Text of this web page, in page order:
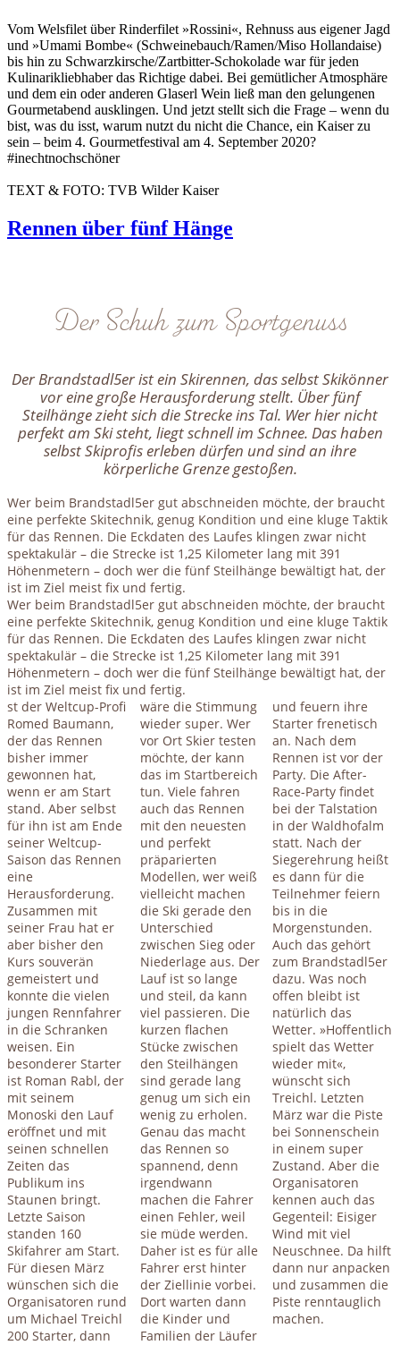
Vom Welsfilet über Rinderfilet »Rossini«, Rehnuss aus eigener Jagd
und »Umami Bombe« (Schweinebauch/Ramen/Miso Hollandaise)
bis hin zu Schwarzkirsche/Zartbitter-Schokolade war für jeden
Kulinarikliebhaber das Richtige dabei. Bei gemütlicher Atmosphäre
und dem ein oder anderen Glaserl Wein ließ man den gelungenen
Gourmetabend ausklingen. Und jetzt stellt sich die Frage – wenn du
bist, was du isst, warum nutzt du nicht die Chance, ein Kaiser zu
sein – beim 4. Gourmetfestival am 4. September 2020?
#inechtnochschöner
TEXT & FOTO: TVB Wilder Kaiser
Rennen über fünf Hänge
Der Schuh zum Sportgenuss
Der Brandstadl5er ist ein Skirennen, das selbst Skikönner
vor eine große Herausforderung stellt. Über fünf
Steilhänge zieht sich die Strecke ins Tal. Wer hier nicht
perfekt am Ski steht, liegt schnell im Schnee. Das haben
selbst Skiprofis erleben dürfen und sind an ihre
körperliche Grenze gestoßen.
Wer beim Brandstadl5er gut abschneiden möchte, der braucht
eine perfekte Skitechnik, genug Kondition und eine kluge Taktik
für das Rennen. Die Eckdaten des Laufes klingen zwar nicht
spektakulär – die Strecke ist 1,25 Kilometer lang mit 391
Höhenmetern – doch wer die fünf Steilhänge bewältigt hat, der
ist im Ziel meist fix und fertig.
Wer beim Brandstadl5er gut abschneiden möchte, der braucht
eine perfekte Skitechnik, genug Kondition und eine kluge Taktik
für das Rennen. Die Eckdaten des Laufes klingen zwar nicht
spektakulär – die Strecke ist 1,25 Kilometer lang mit 391
Höhenmetern – doch wer die fünf Steilhänge bewältigt hat, der
ist im Ziel meist fix und fertig.
st der Weltcup-Profi
Romed Baumann,
der das Rennen
bisher immer
gewonnen hat,
wenn er am Start
stand. Aber selbst
für ihn ist am Ende
seiner Weltcup-
Saison das Rennen
eine
Herausforderung.
Zusammen mit
seiner Frau hat er
aber bisher den
Kurs souverän
gemeistert und
konnte die vielen
jungen Rennfahrer
in die Schranken
weisen. Ein
besonderer Starter
ist Roman Rabl, der
mit seinem
Monoski den Lauf
eröffnet und mit
seinen schnellen
Zeiten das
Publikum ins
Staunen bringt.
Letzte Saison
standen 160
Skifahrer am Start.
Für diesen März
wünschen sich die
Organisatoren rund
um Michael Treichl
200 Starter, dann
wäre die Stimmung
wieder super. Wer
vor Ort Skier testen
möchte, der kann
das im Startbereich
tun. Viele fahren
auch das Rennen
mit den neuesten
und perfekt
präparierten
Modellen, wer weiß
vielleicht machen
die Ski gerade den
Unterschied
zwischen Sieg oder
Niederlage aus. Der
Lauf ist so lange
und steil, da kann
viel passieren. Die
kurzen flachen
Stücke zwischen
den Steilhängen
sind gerade lang
genug um sich ein
wenig zu erholen.
Genau das macht
das Rennen so
spannend, denn
irgendwann
machen die Fahrer
einen Fehler, weil
sie müde werden.
Daher ist es für alle
Fahrer erst hinter
der Ziellinie vorbei.
Dort warten dann
die Kinder und
Familien der Läufer
und feuern ihre
Starter frenetisch
an. Nach dem
Rennen ist vor der
Party. Die After-
Race-Party findet
bei der Talstation
in der Waldhofalm
statt. Nach der
Siegerehrung heißt
es dann für die
Teilnehmer feiern
bis in die
Morgenstunden.
Auch das gehört
zum Brandstadl5er
dazu. Was noch
offen bleibt ist
natürlich das
Wetter. »Hoffentlich
spielt das Wetter
wieder mit«,
wünscht sich
Treichl. Letzten
März war die Piste
bei Sonnenschein
in einem super
Zustand. Aber die
Organisatoren
kennen auch das
Gegenteil: Eisiger
Wind mit viel
Neuschnee. Da hilft
dann nur anpacken
und zusammen die
Piste renntauglich
machen.